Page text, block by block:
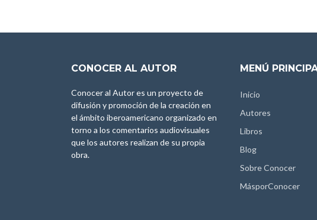
CONOCER AL AUTOR
Conocer al Autor es un proyecto de
difusión y promoción de la creación en
el ámbito iberoamericano organizado en
torno a los comentarios audiovisuales
que los autores realizan de su propia
obra.
MENÚ
Inicio
Autores
Libros
Blog
Sobre Conocer
MásporConocer